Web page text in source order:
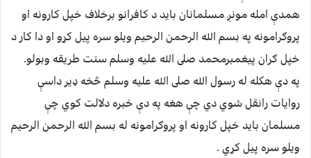
همدې امله مونږ مسلمانان بايد د کافرانو برخلاف خپل کارونه او
پروګرامونه په بسم الله الرحمن الرحيم ويلو سره پيل کړو او دا کار د
خپل ګران پيغمبرمحمد صلى الله عليه وسلم سنت طريقه وبولو.
په دې هکله له رسول الله صلى الله عليه وسلم څخه ډير داسې
روايات رانقل شوي دي چې هغه په دې خبره دلالت کوي چې
مسلمان بايد خپل کارونه او پروګرامونه له بسم الله الرحمن الرحيم
ويلو سره پيل کړي .